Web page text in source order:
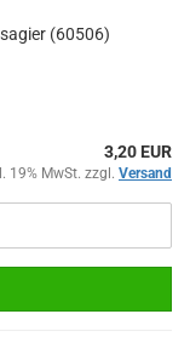
(60506)
3,20 EUR
19% MwSt. zzgl. Versand